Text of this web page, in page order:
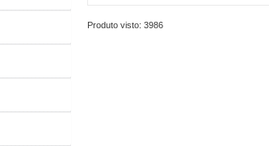
Produto visto: 3986